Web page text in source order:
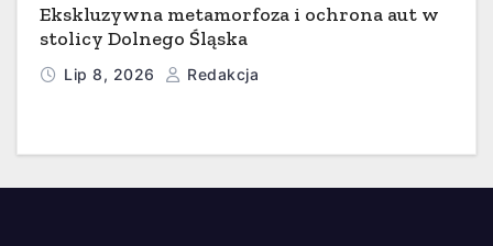
Ekskluzywna metamorfoza i ochrona aut w
stolicy Dolnego Śląska
Lip 8, 2026 Redakcja